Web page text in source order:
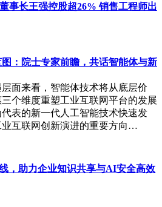
事长王强控股超26% 销售工程师出
：院士专家前瞻，共话智能体与新
面来看，智能体技术将从底层价
个维度重塑工业互联网平台的发展
表的新一代人工智能技术快速发
互联网创新演进的重要方向…
，助力企业知识共享与AI安全高效